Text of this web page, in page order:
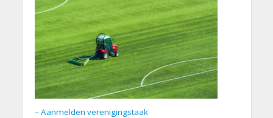
– Aanmelden verenigingstaak